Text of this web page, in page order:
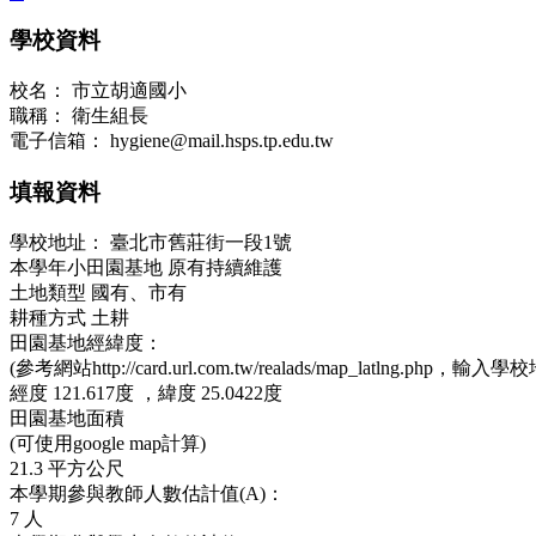
學校資料
校名：
市立胡適國小
職稱：
衛生組長
電子信箱：
hygiene@mail.hsps.tp.edu.tw
填報資料
學校地址：
臺北市舊莊街一段1號
本學年小田園基地 原有持續維護
土地類型 國有、市有
耕種方式 土耕
田園基地經緯度：
(參考網站http://card.url.com.tw/realads/map_latlng.php，輸入學校
經度 121.617度 ， 緯度 25.0422度
田園基地面積
(可使用google map計算)
21.3 平方公尺
本學期參與教師人數估計值(A)：
7 人